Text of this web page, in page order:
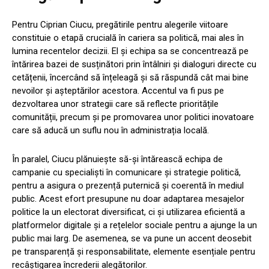
Pentru Ciprian Ciucu, pregătirile pentru alegerile viitoare
constituie o etapă crucială în cariera sa politică, mai ales în
lumina recentelor decizii. El și echipa sa se concentrează pe
întărirea bazei de susținători prin întâlniri și dialoguri directe cu
cetățenii, încercând să înțeleagă și să răspundă cât mai bine
nevoilor și așteptărilor acestora. Accentul va fi pus pe
dezvoltarea unor strategii care să reflecte prioritățile
comunității, precum și pe promovarea unor politici inovatoare
care să aducă un suflu nou în administrația locală.
În paralel, Ciucu plănuiește să-și întărească echipa de
campanie cu specialiști în comunicare și strategie politică,
pentru a asigura o prezență puternică și coerentă în mediul
public. Acest efort presupune nu doar adaptarea mesajelor
politice la un electorat diversificat, ci și utilizarea eficientă a
platformelor digitale și a rețelelor sociale pentru a ajunge la un
public mai larg. De asemenea, se va pune un accent deosebit
pe transparență și responsabilitate, elemente esențiale pentru
recâștigarea încrederii alegătorilor.